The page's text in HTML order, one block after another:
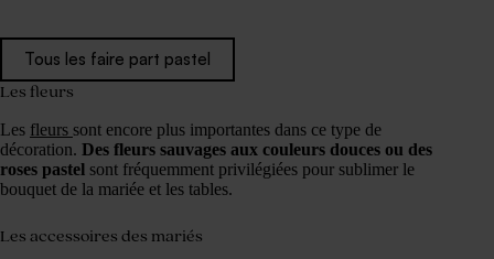
Tous les faire part pastel
Les fleurs
Les fleurs sont encore plus importantes dans ce type de
décoration. Des fleurs sauvages aux couleurs douces ou des
roses pastel sont fréquemment privilégiées pour sublimer le
bouquet de la mariée et les tables.
Les accessoires des mariés